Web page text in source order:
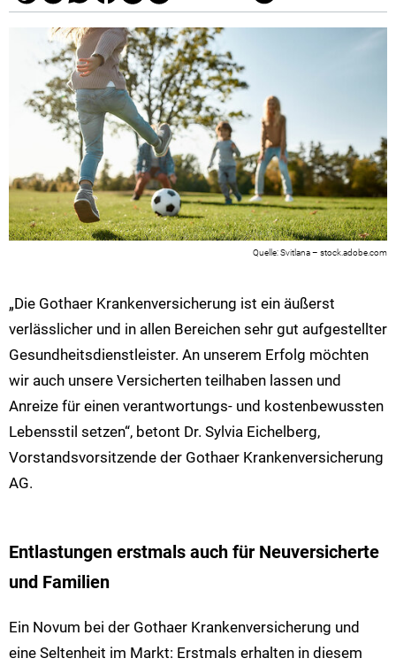
Svitlana – stock.adobe.com
„Die Gothaer Krankenversicherung ist ein äußerst
verlässlicher und in allen Bereichen sehr gut aufgestellter
Gesundheitsdienstleister. An unserem Erfolg möchten
wir auch unsere Versicherten teilhaben lassen und
Anreize für einen verantwortungs- und kostenbewussten
Lebensstil setzen“, betont Dr. Sylvia Eichelberg,
Vorstandsvorsitzende der Gothaer Krankenversicherung
AG.
Entlastungen erstmals auch für Neuversicherte
und Familien
Ein Novum bei der Gothaer Krankenversicherung und
eine Seltenheit im Markt: Erstmals erhalten in diesem